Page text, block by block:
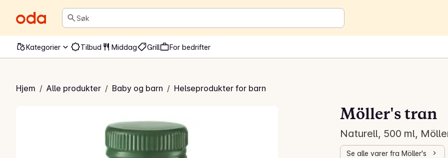
Søk
Kategorier Tilbud Middag Grill For bedrifter
Hjem / Alle produkter / Baby og barn / Helseprodukter for barn
tran
Möller's tran
Naturell, 500 ml,
Se alle varer fra Möller's